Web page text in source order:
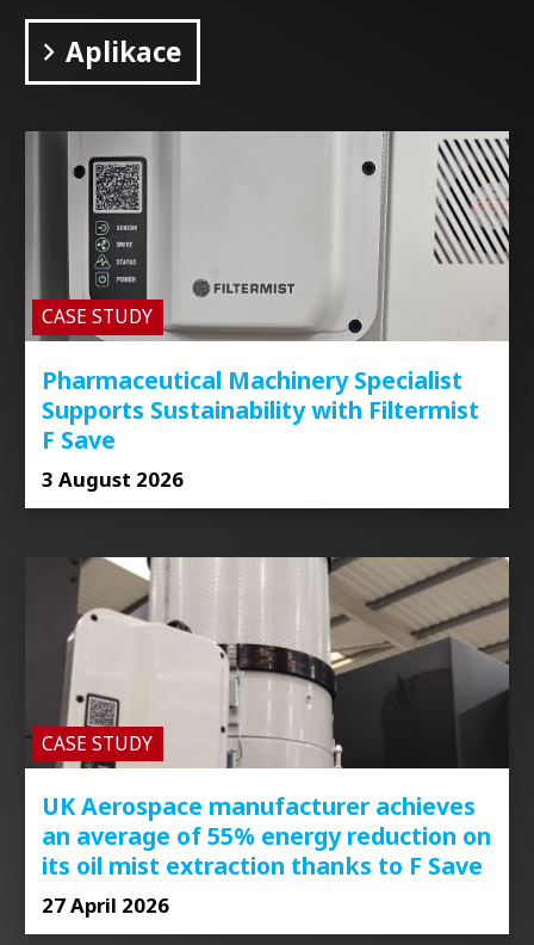
Aplikace
CASE STUDY
Pharmaceutical Machinery Specialist
Supports Sustainability with Filtermist
F Save
3 August 2026
CASE STUDY
UK Aerospace manufacturer achieves
an average of 55% energy reduction on
its oil mist extraction thanks to F Save
27 April 2026